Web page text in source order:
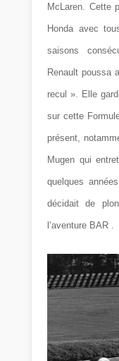
McLaren. Cette
Honda avec
saisons
Renault poussa
recul ». Elle
sur cette
présent,
Mugen qui
quelques
décidait de
l’aventure BAR .